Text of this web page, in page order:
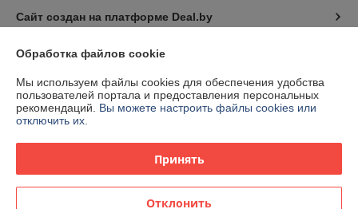
Сайт создан на платформе Deal.by
Юридическое лицо:Частное торговое унитарное предприятие
"СоюзЭлектроСтрой"
220073, г. Минск, ул. Гусовского, 2А к.1-1
Регистрационный номер ЕГР: 191036220
Регистрационный орган: Минский городской исполнительный комитет
Обработка файлов cookie
Мы используем файлы cookies для обеспечения удобства
пользователей портала и предоставления персональных
рекомендаций. Вы можете настроить файлы cookies или
отключить их.
Принять
Отклонить